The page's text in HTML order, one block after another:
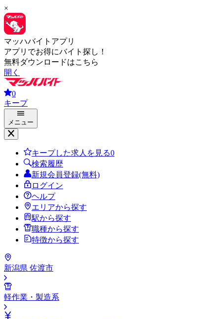
×
マッハバイトアプリ
アプリでお得にバイト探し！
無料ダウンロードはこちら
開く
0
キープ
メニュー
キープした求人を見る0
検索履歴
新規会員登録(無料)
ログイン
ヘルプ
エリアから探す
駅から探す
職種から探す
特徴から探す
新潟県 佐渡市
軽作業・製造系